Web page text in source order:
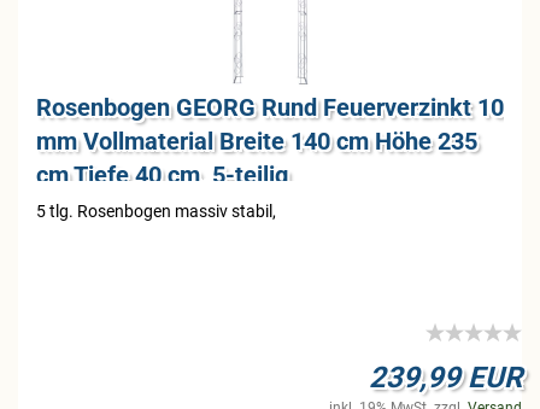
Ro­sen­bo­gen GEORG Rund Feu­er­ver­zinkt 10
mm Voll­ma­te­ri­al Brei­te 140 cm Höhe 235
cm Tiefe 40 cm, 5-​tei­lig
5 tlg. Ro­sen­bo­gen mas­siv sta­bil,
239,99 EUR